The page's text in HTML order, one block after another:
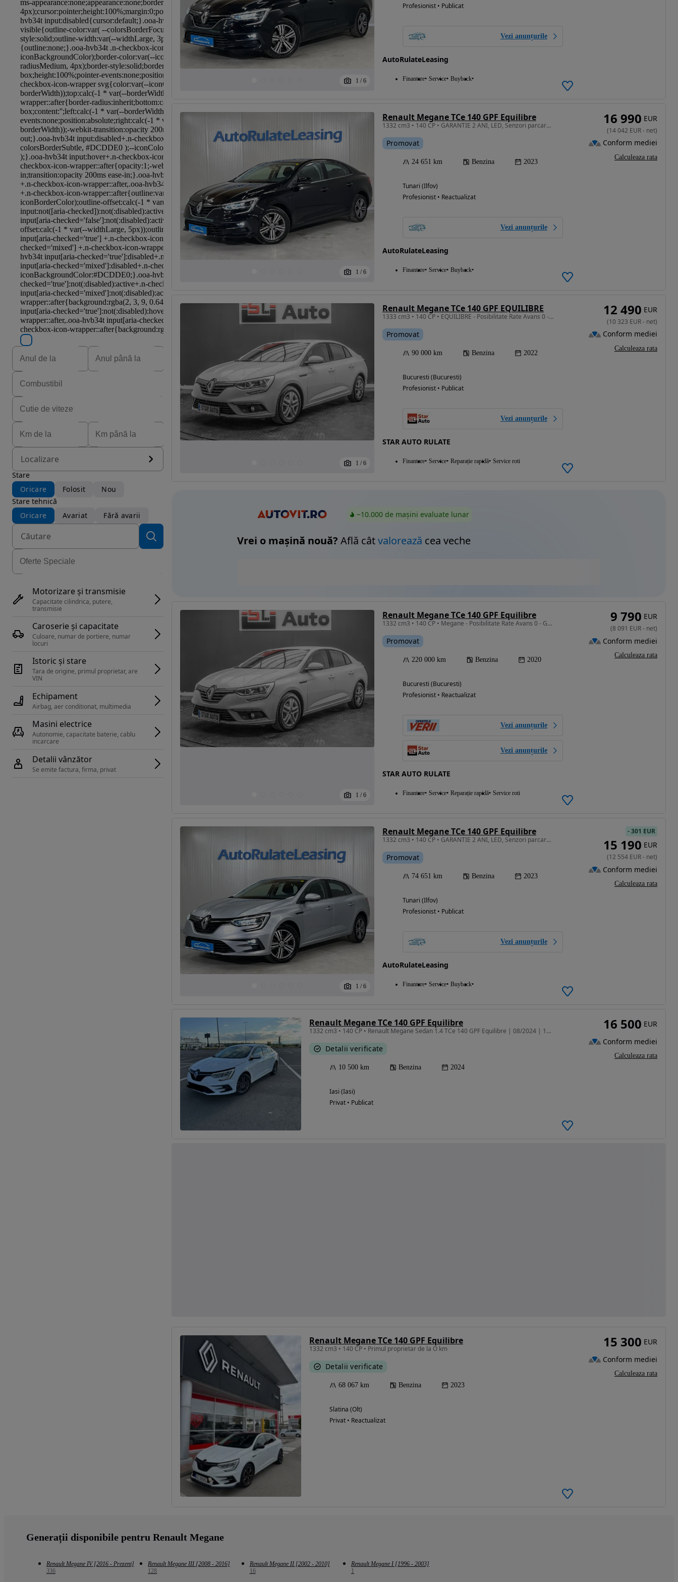
Eligibil pentru
Localizare
Stare
Oricare
Folosit
Nou
Stare tehnică
Oricare
Avariat Fără avarii
Motorizare și transmisie
Capacitate cilindrica, putere,
transmisie
Caroserie și capacitate
Culoare, numar de portiere, numar
locuri
Istoric și stare
Tara de origine, primul proprietar, are
Echipament
Airbag, aer conditionat, multimedia
Masini electrice
Autonomie, capacitate baterie, cablu
Detalii vânzător
Se emite factura, firma, privat
1 / 6
Profesionist • Publicat
Vezi anunțurile
AutoRulateLeasing
Finantare Service Buyback
1 / 6
Renault Megane TCe 140 GPF Equilibre
1332 cm3 • 140 CP • GARANTIE 2 ANI, LED, Senzori parcare, Pilot auto, Clima
Promovat
24 651 km Benzina 2023
Tunari (Ilfov)
Profesionist • Reactualizat
Vezi anunțurile
AutoRulateLeasing
Finantare Service Buyback
16 990 EUR
(14 042 EUR- net)
Conform mediei
Calculeaza rata
1 / 6
Renault Megane TCe 140 GPF EQUILIBRE
1333 cm3 • 140 CP • EQUILIBRE - Posibilitate Rate Avans 0 - Garantie 12 Luni - IMPECABILA
Promovat
90 000 km Benzina 2022
Bucuresti (Bucuresti)
Profesionist • Publicat
Vezi anunțurile
STAR AUTO RULATE
Finantare Service Reparație rapidă Service roti
12 490 EUR
(10 323 EUR- net)
Conform mediei
Calculeaza rata
~10.000 de mașini evaluate lunar
Vrei o mașină nouă? Află câtvalorează cea veche
1 / 6
Renault Megane TCe 140 GPF Equilibre
1332 cm3 • 140 CP • Megane - Posibilitate Rate Avans 0 - Garantie 12 Luni - IMPECABILA
Promovat
220 000 km Benzina 2020
Bucuresti (Bucuresti)
Profesionist • Reactualizat
Vezi anunțurile
Vezi anunțurile
STAR AUTO RULATE
Finantare Service Reparație rapidă Service roti
9 790 EUR
(8 091 EUR- net)
Conform mediei
Calculeaza rata
1 / 6
Renault Megane TCe 140 GPF Equilibre
1332 cm3 • 140 CP • GARANTIE 2 ANI, LED, Senzori parcare, Pilot auto, Clima
Promovat
74 651 km Benzina 2023
Tunari (Ilfov)
Profesionist • Publicat
Vezi anunțurile
AutoRulateLeasing
Finantare Service Buyback
-301 EUR
15 190 EUR
(12 554 EUR- net)
Conform mediei
Calculeaza rata
Renault Megane TCe 140 GPF Equilibre
1332 cm3 • 140 CP • Renault Megane Sedan 1.4 TCe 140 GPF Equilibre | 08/2024 | 10.500 km |
Detalii verificate
10 500 km Benzina 2024
Iasi (Iasi)
Privat • Publicat
16 500 EUR
Conform mediei
Calculeaza rata
Renault Megane TCe 140 GPF Equilibre
1332 cm3 • 140 CP • Primul proprietar de la O km
Detalii verificate
68 067 km Benzina 2023
Slatina (Olt)
Privat • Reactualizat
15 300 EUR
Conform mediei
Calculeaza rata
Generații disponibile pentru Renault Megane
Renault Megane IV [2016 - Prezent]
336
Renault Megane III [2008 - 2016]
128
Renault Megane II [2002 - 2010]
16
Renault Megane I [1996 - 2003]
1